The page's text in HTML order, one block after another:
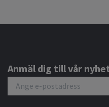
Anmäl dig till vår